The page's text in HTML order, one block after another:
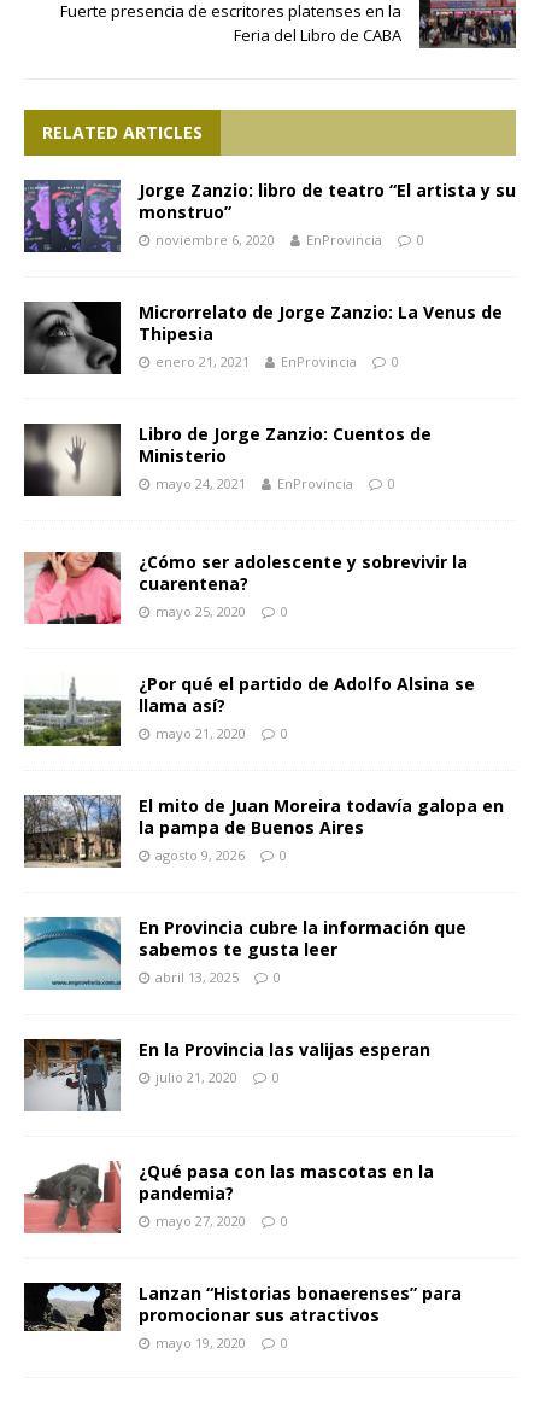
Fuerte presencia de escritores platenses en la
Feria del Libro de CABA
RELATED ARTICLES
Jorge Zanzio: libro de teatro “El artista y su
monstruo”
noviembre 6, 2020 EnProvincia 0
Microrrelato de Jorge Zanzio: La Venus de
Thipesia
enero 21, 2021 EnProvincia 0
Libro de Jorge Zanzio: Cuentos de
Ministerio
mayo 24, 2021 EnProvincia 0
¿Cómo ser adolescente y sobrevivir la
cuarentena?
mayo 25, 2020 0
¿Por qué el partido de Adolfo Alsina se
llama así?
mayo 21, 2020 0
El mito de Juan Moreira todavía galopa en
la pampa de Buenos Aires
agosto 9, 2026 0
En Provincia cubre la información que
sabemos te gusta leer
abril 13, 2025 0
En la Provincia las valijas esperan
julio 21, 2020 0
¿Qué pasa con las mascotas en la
pandemia?
mayo 27, 2020 0
Lanzan “Historias bonaerenses” para
promocionar sus atractivos
mayo 19, 2020 0